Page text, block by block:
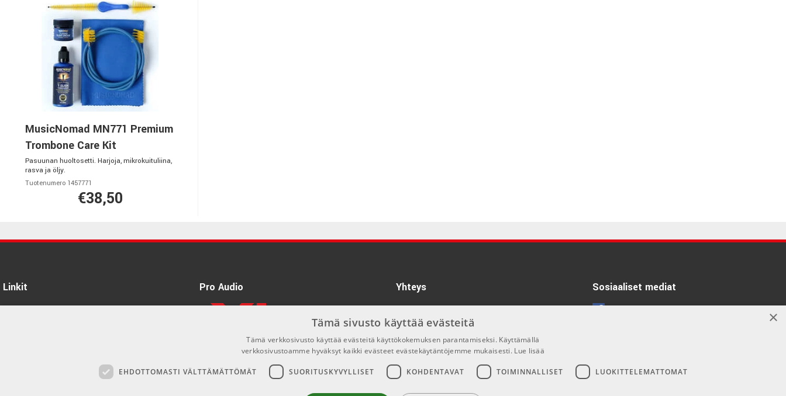
MusicNomad MN771 Premium
Trombone Care Kit
Pasuunan huoltosetti. Harjoja, mikrokuituliina,
rasva ja öljy.
Tuotenumero 1457771
€38,50
Linkit
Tietoa Meistä
Pro Audio Yhteys
info@emnordic.fi
Sosiaaliset mediat
Facebook ×
Tämä sivusto käyttää evästeitä
Tämä verkkosivusto käyttää evästeitä käyttökokemuksen parantamiseksi. Käyttämällä
verkkosivustoamme hyväksyt kaikki evästeet evästekäytäntöjemme mukaisesti. Lue lisää
EHDOTTOMASTI VÄLTTÄMÄTTÖMÄT SUORITUSKYVYLLISET KOHDENTAVAT TOIMINNALLISET LUOKITTELEMATTOMAT